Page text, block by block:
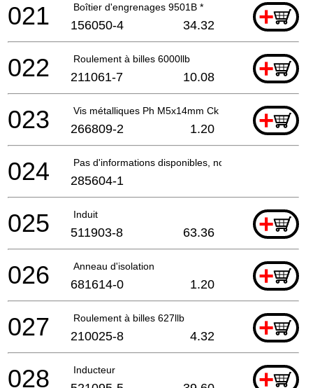
Boîtier d'engrenages 9501B * +
021 156050-4 34.32
Roulement à billes 6000llb +
022 211061-7 10.08
Vis métalliques Ph M5x14mm Ck +
023 266809-2 1.20
Pas d'informations disponibles, non commandable
024 285604-1
Induit +
025 511903-8 63.36
Anneau d'isolation +
026 681614-0 1.20
Roulement à billes 627llb +
027 210025-8 4.32
Inducteur +
028